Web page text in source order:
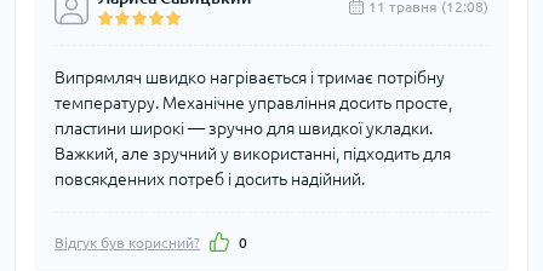
11 травня (12:08)
Випрямляч швидко нагрівається і тримає потрібну
температуру. Механічне управління досить просте,
пластини широкі — зручно для швидкої укладки.
Важкий, але зручний у використанні, підходить для
повсякденних потреб і досить надійний.
Відгук був корисний? 0